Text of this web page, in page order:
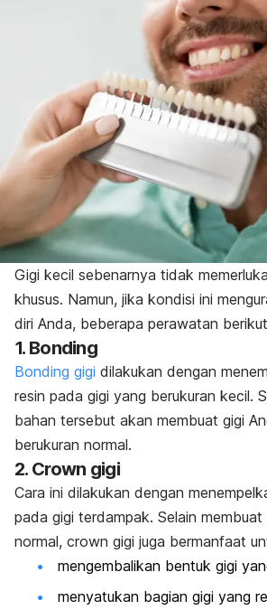
Gigi kecil sebenarnya tidak
khusus. Namun, jika kondisi ini
diri Anda, beberapa perawatan
1. Bonding
Bonding gigi dilakukan dengan
resin pada gigi yang berukuran kecil.
bahan tersebut akan membuat gigi
berukuran normal.
2. Crown gigi
Cara ini dilakukan dengan
pada gigi terdampak. Selain
normal, crown gigi juga bermanfaat
mengembalikan bentuk gigi
menyatukan bagian gigi yang